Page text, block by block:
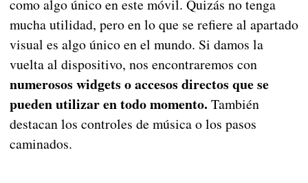
como algo único en este móvil. Quizás no tenga
mucha utilidad, pero en lo que se refiere al apartado
visual es algo único en el mundo. Si damos la
vuelta al dispositivo, nos encontraremos con
numerosos widgets o accesos directos que se
pueden utilizar en todo momento. También
destacan los controles de música o los pasos
caminados.